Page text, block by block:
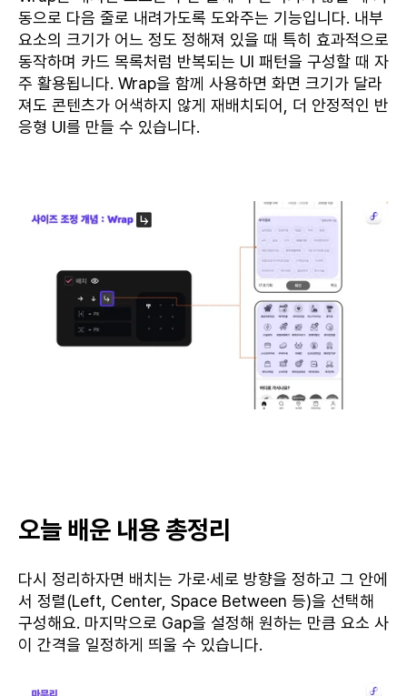
동으로 다음 줄로 내려가도록 도와주는 기능입니다. 내부
요소의 크기가 어느 정도 정해져 있을 때 특히 효과적으로
동작하며 카드 목록처럼 반복되는 UI 패턴을 구성할 때 자
주 활용됩니다. Wrap을 함께 사용하면 화면 크기가 달라
져도 콘텐츠가 어색하지 않게 재배치되어, 더 안정적인 반
응형 UI를 만들 수 있습니다.
오늘 배운 내용 총정리
다시 정리하자면 배치는 가로·세로 방향을 정하고 그 안에
서 정렬(Left, Center, Space Between 등)을 선택해
구성해요. 마지막으로 Gap을 설정해 원하는 만큼 요소 사
이 간격을 일정하게 띄울 수 있습니다.